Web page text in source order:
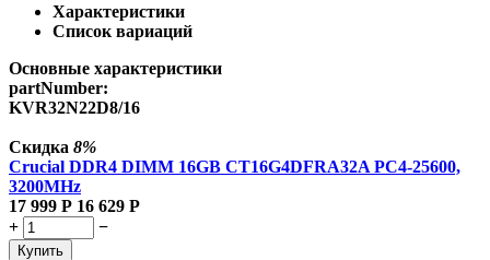
Характеристики
Список вариаций
Основные характеристики
partNumber:
KVR32N22D8/16
Скидка 8%
Crucial DDR4 DIMM 16GB CT16G4DFRA32A PC4-25600,
3200MHz
17 999 Р 16 629 Р
+
−
Купить